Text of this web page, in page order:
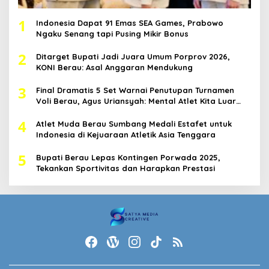
1
Indonesia Dapat 91 Emas SEA Games, Prabowo
Ngaku Senang tapi Pusing Mikir Bonus
2
Ditarget Bupati Jadi Juara Umum Porprov 2026,
KONI Berau: Asal Anggaran Mendukung
3
Final Dramatis 5 Set Warnai Penutupan Turnamen
Voli Berau, Agus Uriansyah: Mental Atlet Kita Luar
4
Atlet Muda Berau Sumbang Medali Estafet untuk
Indonesia di Kejuaraan Atletik Asia Tenggara
5
Bupati Berau Lepas Kontingen Porwada 2025,
Tekankan Sportivitas dan Harapkan Prestasi